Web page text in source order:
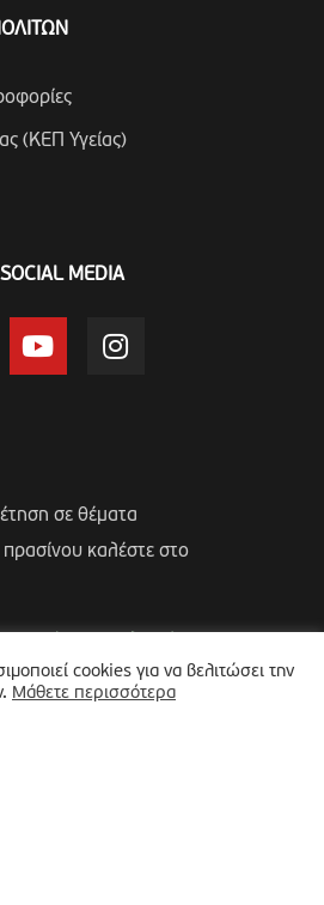
(ΚΕΠ Υγείας)
MEDIA
σε θέματα
πρασίνου καλέστε στο
cookies για να βελιτώσει την
Μάθετε περισσότερα